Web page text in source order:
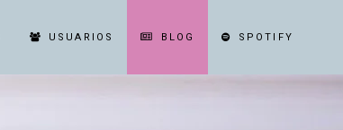
USUARIOS BLOG SPOTIFY